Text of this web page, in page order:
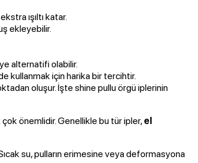
ışıltı katar.
ekleyebilir.
alternatifi olabilir.
kullanmak için harika bir tercihtir.
oluşur. İşte shine pullu örgü iplerinin
önemlidir. Genellikle bu tür ipler, el
su, pulların erimesine veya deformasyona